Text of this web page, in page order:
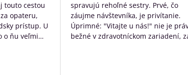
touto cestou
opateru,
prístup. U
o ňu veľmi
spravujú rehoľné sestry. Prvé, čo
záujme návštevníka, je privítanie.
Úprimné: "Vitajte u nás!" nie je
bežné v zdravotníckom zariadení,